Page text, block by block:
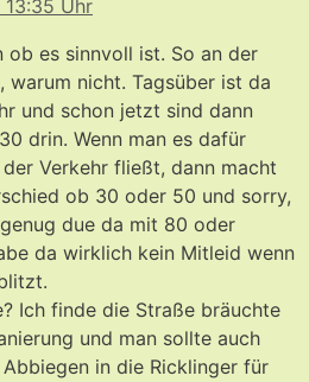
Uhr
ob es sinnvoll ist. So an der
warum nicht. Tagsüber ist da
und schon jetzt sind dann
drin. Wenn man es dafür
Verkehr fließt, dann macht
ob 30 oder 50 und sorry,
due da mit 80 oder
da wirklich kein Mitleid wenn
Ich finde die Straße bräuchte
und man sollte auch
in die Ricklinger für